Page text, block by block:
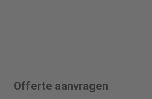
Offerte aanvragen